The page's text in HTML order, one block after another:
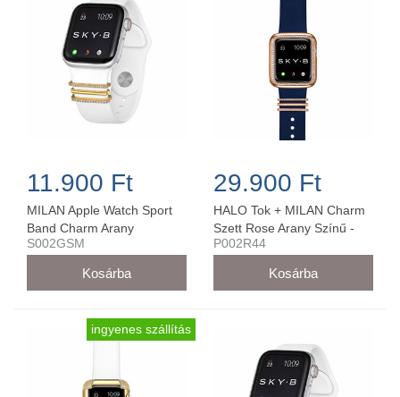
11.900 Ft
MILAN Apple Watch Sport
Band Charm Arany
38MM/40MM - S002GSM
S002GSM
29.900 Ft
HALO Tok + MILAN Charm
Szett Rose Arany Színű -
P002R44 (44 mm-es órára)
P002R44
ingyenes szállítás